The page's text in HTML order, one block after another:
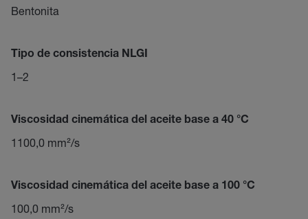
Bentonita
Tipo de consistencia NLGI
1–2
Viscosidad cinemática del aceite base a 40 °C
1100,0 mm²/s
Viscosidad cinemática del aceite base a 100 °C
100,0 mm²/s